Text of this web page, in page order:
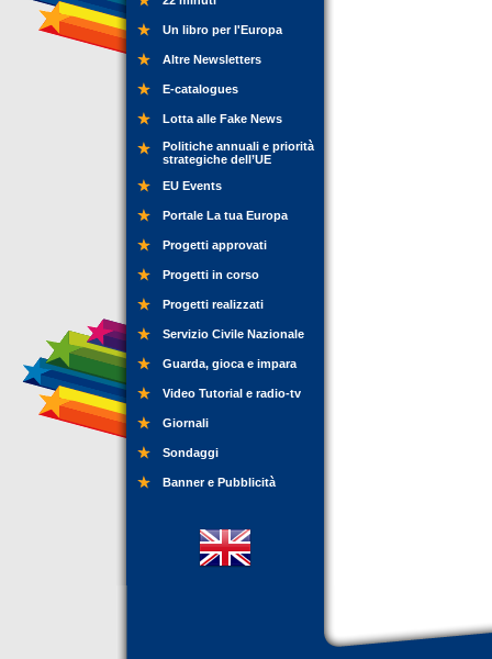
Un libro per l'Europa
Altre Newsletters
E-catalogues
Lotta alle Fake News
Politiche annuali e priorità
strategiche dell’UE
EU Events
Portale La tua Europa
Progetti approvati
Progetti in corso
Progetti realizzati
Servizio Civile Nazionale
Guarda, gioca e impara
Video Tutorial e radio-tv
Giornali
Sondaggi
Banner e Pubblicità